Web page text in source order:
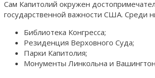
Сам Капитолий окружен
государственной важности США. Среди
Библиотека Конгресса;
Резиденция Верховного Суда;
Парки Капитолия;
Монументы Линкольна и